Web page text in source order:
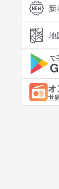
新
地
で
世